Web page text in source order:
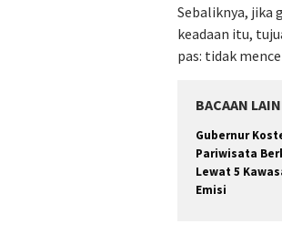
Sebaliknya, jika
keadaan itu,
pas: tidak
BACAAN
Gubernur
Pariwisata
Lewat 5
Emisi